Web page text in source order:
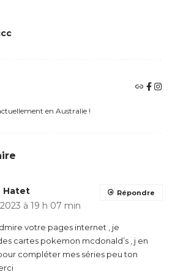
en Australie !
Hatet
à 19 h 07 min
votre pages internet , je
cartes pokemon mcdonald’s , j en
compléter mes séries peu ton
Répondre